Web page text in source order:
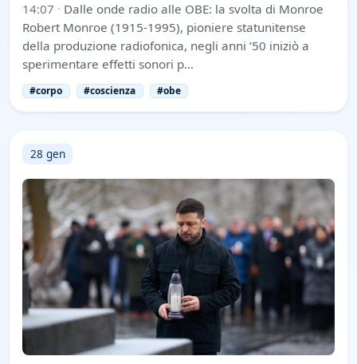
14:07 · Dalle onde radio alle OBE: la svolta di Monroe
Robert Monroe (1915-1995), pioniere statunitense
della produzione radiofonica, negli anni ’50 iniziò a
sperimentare effetti sonori p…
#corpo #coscienza #obe
28 gen